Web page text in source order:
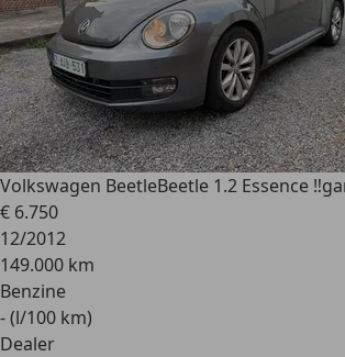
Volkswagen BeetleBeetle 1.2 Essence
€ 6.750
12/2012
149.000 km
Benzine
- (l/100 km)
Dealer